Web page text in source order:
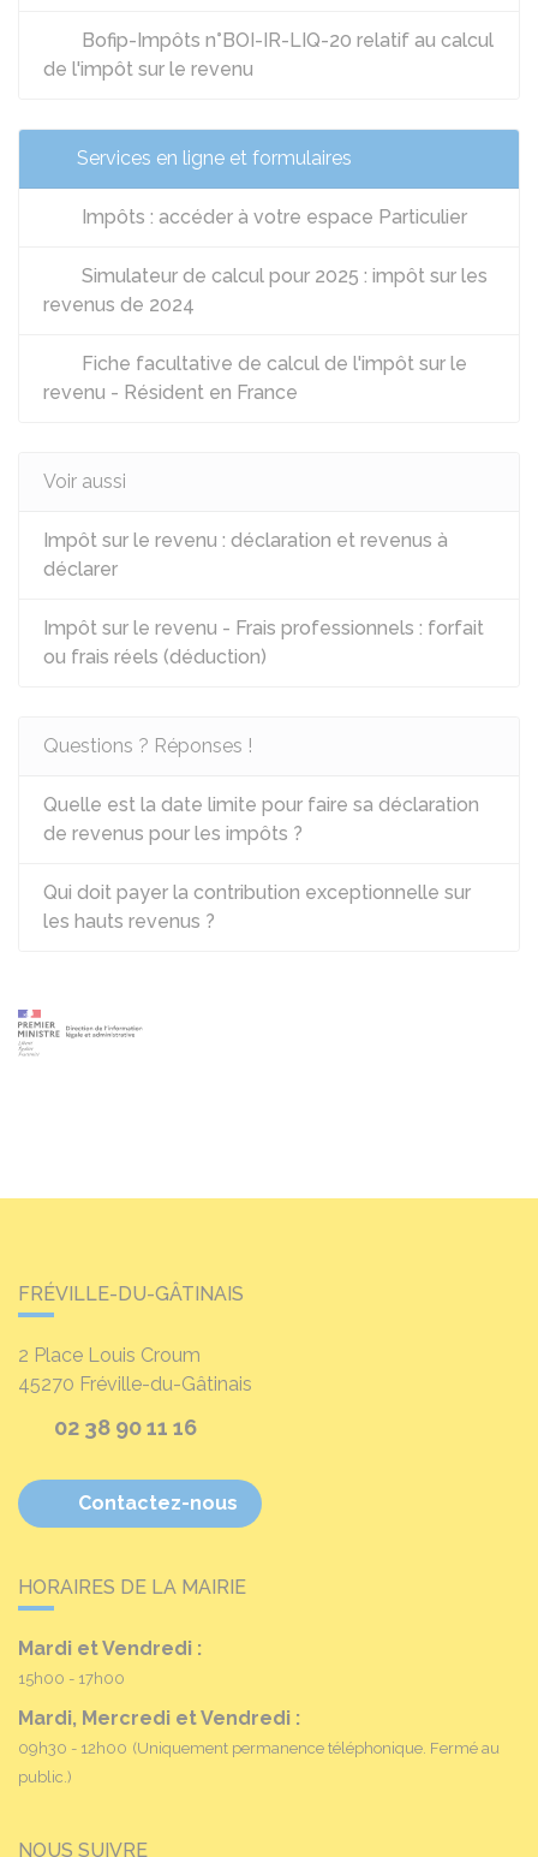
Bofip-Impôts n°BOI-IR-LIQ-20 relatif au calcul
de l'impôt sur le revenu
Services en ligne et formulaires
Impôts : accéder à votre espace Particulier
Simulateur de calcul pour 2025 : impôt sur les
revenus de 2024
Fiche facultative de calcul de l'impôt sur le
revenu - Résident en France
Voir aussi
Impôt sur le revenu : déclaration et revenus à
déclarer
Impôt sur le revenu - Frais professionnels : forfait
ou frais réels (déduction)
Questions ? Réponses !
Quelle est la date limite pour faire sa déclaration
de revenus pour les impôts ?
Qui doit payer la contribution exceptionnelle sur
les hauts revenus ?
FRÉVILLE-DU-GÂTINAIS
2 Place Louis Croum
45270 Fréville-du-Gâtinais
02 38 90 11 16
Contactez-nous
HORAIRES DE LA MAIRIE
Mardi et Vendredi :
15h00 - 17h00
Mardi, Mercredi et Vendredi :
09h30 - 12h00 (Uniquement permanence téléphonique. Fermé au
public.)
NOUS SUIVRE